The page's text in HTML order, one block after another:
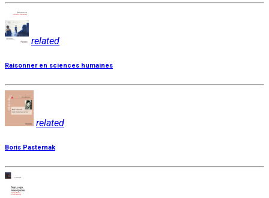
related
Raisonner en sciences humaines
related
Boris Pasternak